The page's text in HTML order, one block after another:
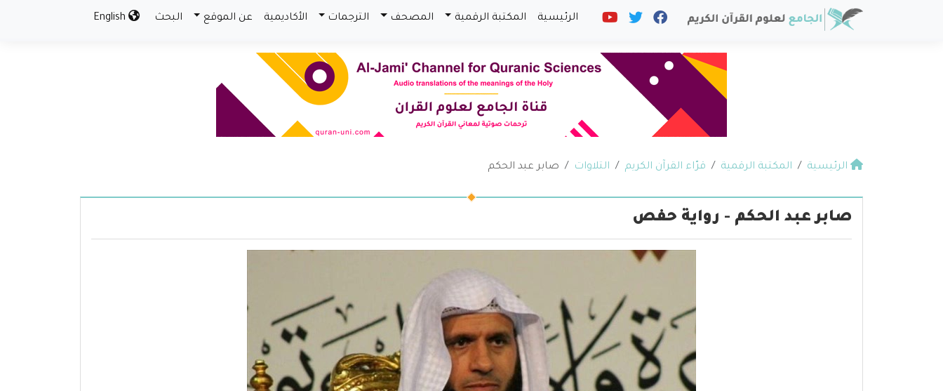
الرئيسية المكتبة الرقمية المصحف الترجمات الأكاديمية عن الموقع البحث
الرئيسية المكتبة الرقمية قرّاء القرآن الكريم التلاوات صابر عبد الحكم
صابر عبد الحكم - رواية حفص